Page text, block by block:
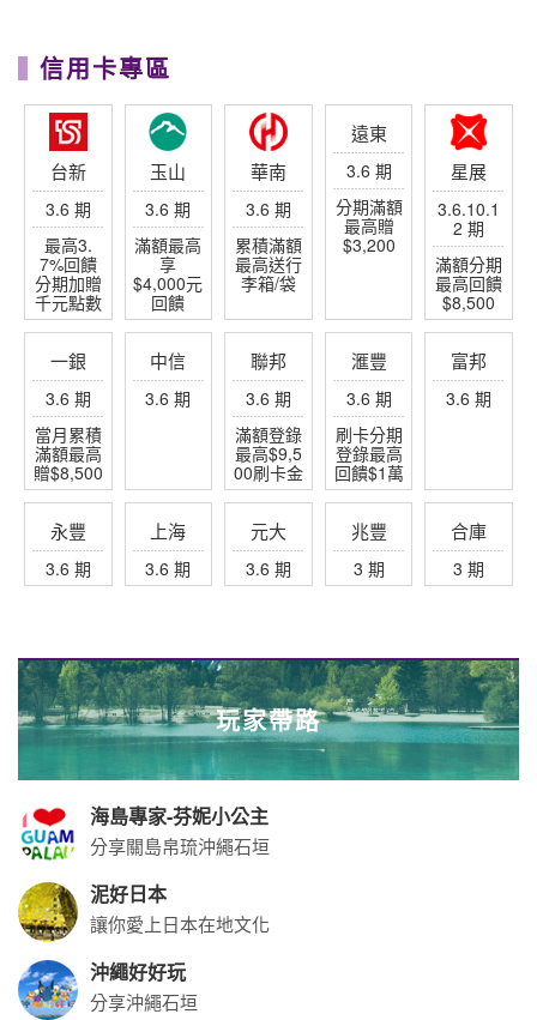
信用卡專區
台新
3.6 期
最高3.
7%回饋
分期加贈
千元點數
玉山
3.6 期
滿額最高
享
$4,000元
回饋
華南
3.6 期
累積滿額
最高送行
李箱/袋
遠東
3.6 期
分期滿額
星展
3.6.10.1
2 期
滿額分期
最高回饋
$8,500
一銀
3.6 期
當月累積
滿額最高
贈$8,500
中信
3.6 期
聯邦
3.6 期
滿額登錄
最高$9,5
00刷卡金
滙豐
3.6 期
刷卡分期
登錄最高
回饋$1萬
富邦
3.6 期
永豐
3.6 期
上海
3.6 期
元大
3.6 期
兆豐
3 期
合庫
3 期
玩家帶路
海島專家-芬妮小公主
分享關島帛琉沖繩石垣
泥好日本
讓你愛上日本在地文化
沖繩好好玩
分享沖繩石垣